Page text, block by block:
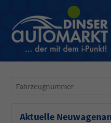
Fahrzeugnummer
Aktuelle